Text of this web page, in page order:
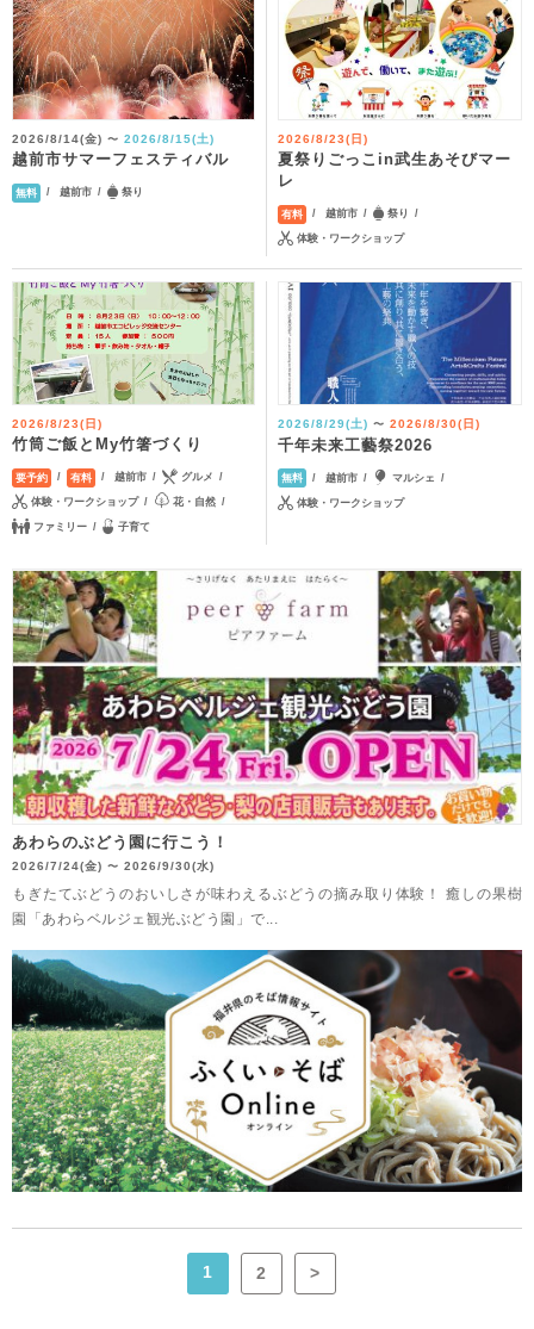
2026/8/14(金) 〜 2026/8/15(土)
越前市サマーフェスティバル
無料 越前市 祭り
2026/8/23(日)
夏祭りごっこin武生あそびマー
レ
有料 越前市 祭り
体験・ワークショップ
2026/8/23(日)
竹筒ご飯とMy竹箸づくり
要予約 有料 越前市 グルメ
体験・ワークショップ 花・自然
ファミリー 子育て
2026/8/29(土) 〜 2026/8/30(日)
千年未来工藝祭2026
無料 越前市 マルシェ
体験・ワークショップ
あわらのぶどう園に行こう！
2026/7/24(金) 〜 2026/9/30(水)
もぎたてぶどうのおいしさが味わえるぶどうの摘み取り体験！ 癒しの果樹
園「あわらベルジェ観光ぶどう園」で...
1 2 >